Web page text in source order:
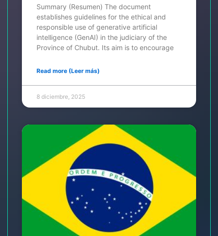
Summary (Resumen) The document
establishes guidelines for the ethical and
responsible use of generative artificial
intelligence (GenAI) in the judiciary of the
Province of Chubut. Its aim is to encourage
Read more (Leer más)
8 diciembre, 2025